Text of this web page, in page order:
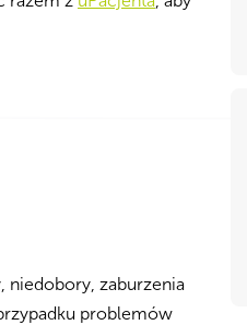
niedobory, zaburzenia
problemów